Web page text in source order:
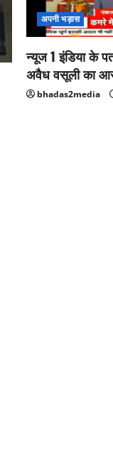
अपनी भड़ास
न्यूज 1 इंडिया के
अवैध वसूली का
bhadas2media